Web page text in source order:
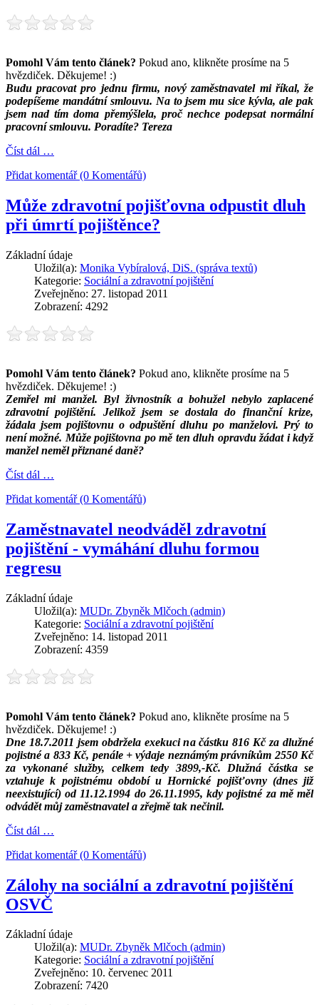
Pomohl Vám tento článek? Pokud ano, klikněte prosíme na 5
hvězdiček. Děkujeme! :)
Budu pracovat pro jednu firmu, nový zaměstnavatel mi říkal, že
podepíšeme mandátní smlouvu. Na to jsem mu sice kývla, ale pak
jsem nad tím doma přemýšlela, proč nechce podepsat normální
pracovní smlouvu. Poradíte? Tereza
Číst dál …
Přidat komentář (0 Komentářů)
Může zdravotní pojišťovna odpustit dluh
při úmrtí pojištěnce?
Základní údaje
Uložil(a): Monika Vybíralová, DiS. (správa textů)
Kategorie: Sociální a zdravotní pojištění
Zveřejněno: 27. listopad 2011
Zobrazení: 4292
Pomohl Vám tento článek? Pokud ano, klikněte prosíme na 5
hvězdiček. Děkujeme! :)
Zemřel mi manžel. Byl živnostník a bohužel nebylo zaplacené
zdravotní pojištění. Jelikož jsem se dostala do finanční krize,
žádala jsem pojištovnu o odpuštění dluhu po manželovi. Prý to
není možné. Může pojištovna po mě ten dluh opravdu žádat i když
manžel neměl přiznané daně?
Číst dál …
Přidat komentář (0 Komentářů)
Zaměstnavatel neodváděl zdravotní
pojištění - vymáhání dluhu formou
regresu
Základní údaje
Uložil(a): MUDr. Zbyněk Mlčoch (admin)
Kategorie: Sociální a zdravotní pojištění
Zveřejněno: 14. listopad 2011
Zobrazení: 4359
Pomohl Vám tento článek? Pokud ano, klikněte prosíme na 5
hvězdiček. Děkujeme! :)
Dne 18.7.2011 jsem obdržela exekuci na částku 816 Kč za dlužné
pojistné a 833 Kč, penále + výdaje neznámým právníkům 2550 Kč
za vykonané služby, celkem tedy 3899,-Kč. Dlužná částka se
vztahuje k pojistnému období u Hornické pojišťovny (dnes již
neexistující) od 11.12.1994 do 26.11.1995, kdy pojistné za mě měl
odvádět můj zaměstnavatel a zřejmě tak nečinil.
Číst dál …
Přidat komentář (0 Komentářů)
Zálohy na sociální a zdravotní pojištění
OSVČ
Základní údaje
Uložil(a): MUDr. Zbyněk Mlčoch (admin)
Kategorie: Sociální a zdravotní pojištění
Zveřejněno: 10. červenec 2011
Zobrazení: 7420